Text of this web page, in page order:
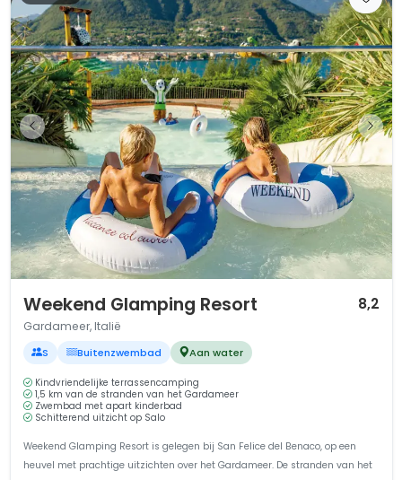
Weekend Glamping Resort 8,2
Gardameer, Italië
S Buitenzwembad Aan water
Kindvriendelijke terrassencamping
1,5 km van de stranden van het Gardameer
Zwembad met apart kinderbad
Schitterend uitzicht op Salo
Weekend Glamping Resort is gelegen bij San Felice del Benaco, op een
heuvel met prachtige uitzichten over het Gardameer. De stranden van het